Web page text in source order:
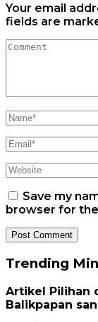
Your email
fields are
Save my
browser for
Trending
Artikel Pilihan
Balikpapan